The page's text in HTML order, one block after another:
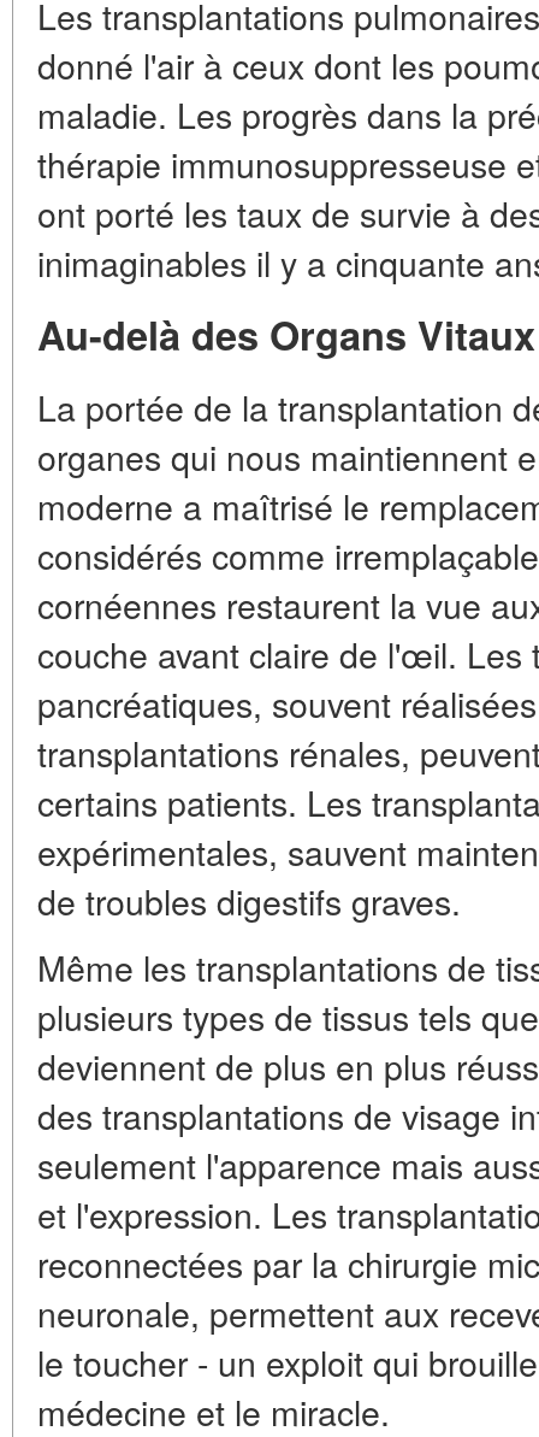
Les transplantations
donné l'air à ceux dont les
maladie. Les progrès dans la
thérapie immunosuppresseuse
ont porté les taux de survie à
inimaginables il y a cinquante
Au-delà des Organs Vitaux
La portée de la transplantation
organes qui nous maintiennent
moderne a maîtrisé le
considérés comme
cornéennes restaurent la vue
couche avant claire de l'œil. Les
pancréatiques, souvent
transplantations rénales,
certains patients. Les
expérimentales, sauvent
de troubles digestifs graves.
Même les transplantations de
plusieurs types de tissus tels
deviennent de plus en plus
des transplantations de visage
seulement l'apparence mais
et l'expression. Les
reconnectées par la chirurgie
neuronale, permettent aux
le toucher - un exploit qui
médecine et le miracle.